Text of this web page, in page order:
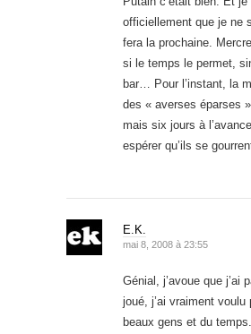
officiellement que je ne
fera la prochaine.
si le temps le permet,
bar… Pour l’instant, la
des « averses éparses
mais six jours à
espérer qu’ils se
E.K.
mai 8, 2008 à 23:55
Génial, j’avoue que j’ai
joué, j’ai vraiment voulu
beaux gens et du